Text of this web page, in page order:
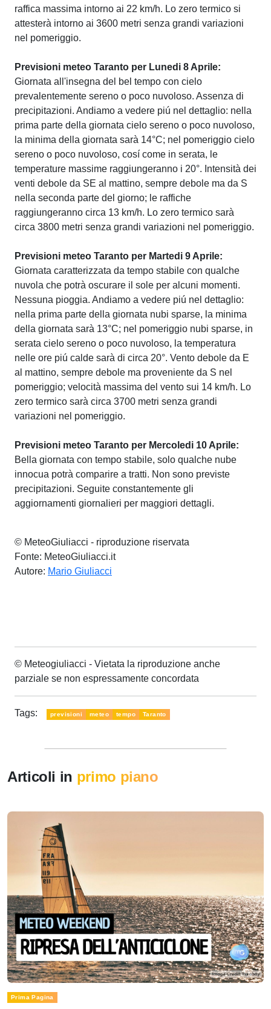
raffica massima intorno ai 22 km/h. Lo zero termico si
attesterà intorno ai 3600 metri senza grandi variazioni
nel pomeriggio.
Previsioni meteo Taranto per Lunedi 8 Aprile:
Giornata all'insegna del bel tempo con cielo
prevalentemente sereno o poco nuvoloso. Assenza di
precipitazioni. Andiamo a vedere piú nel dettaglio: nella
prima parte della giornata cielo sereno o poco nuvoloso,
la minima della giornata sarà 14°C; nel pomeriggio cielo
sereno o poco nuvoloso, cosí come in serata, le
temperature massime raggiungeranno i 20°. Intensità dei
venti debole da SE al mattino, sempre debole ma da S
nella seconda parte del giorno; le raffiche
raggiungeranno circa 13 km/h. Lo zero termico sarà
circa 3800 metri senza grandi variazioni nel pomeriggio.
Previsioni meteo Taranto per Martedi 9 Aprile:
Giornata caratterizzata da tempo stabile con qualche
nuvola che potrà oscurare il sole per alcuni momenti.
Nessuna pioggia. Andiamo a vedere piú nel dettaglio:
nella prima parte della giornata nubi sparse, la minima
della giornata sarà 13°C; nel pomeriggio nubi sparse, in
serata cielo sereno o poco nuvoloso, la temperatura
nelle ore piú calde sarà di circa 20°. Vento debole da E
al mattino, sempre debole ma proveniente da S nel
pomeriggio; velocità massima del vento sui 14 km/h. Lo
zero termico sarà circa 3700 metri senza grandi
variazioni nel pomeriggio.
Previsioni meteo Taranto per Mercoledi 10 Aprile:
Bella giornata con tempo stabile, solo qualche nube
innocua potrà comparire a tratti. Non sono previste
precipitazioni. Seguite constantemente gli
aggiornamenti giornalieri per maggiori dettagli.
© MeteoGiuliacci - riproduzione riservata
Fonte: MeteoGiuliacci.it
Autore: Mario Giuliacci
© Meteogiuliacci - Vietata la riproduzione anche
parziale se non espressamente concordata
Tags: previsioni meteo tempo Taranto
Articoli in primo piano
Prima Pagina